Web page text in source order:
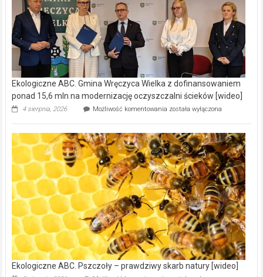
Ekologiczne ABC. Gmina Wręczyca Wielka z dofinansowaniem
ponad 15,6 mln na modernizację oczyszczalni ścieków [wideo]
4 sierpnia, 2026 Możliwość komentowania Ekologiczne
Wręczyca
Wielka
z
dofinansowaniem
ponad
15,6
mln
na
modernizację
oczyszczalni
ścieków
[wideo]
została wyłączona
Ekologiczne ABC. Pszczoły – prawdziwy skarb natury [wideo]